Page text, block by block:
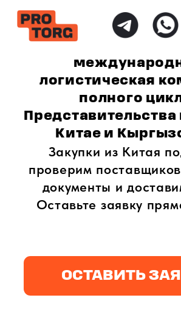
логистическая компания
полного цикла.
Представительства в России,
Китае и Кыргызстане
проверим поставщиков, оформим
документы и доставим товар.
Оставьте заявку прямо сейчас!
ОСТАВИТЬ ЗАЯВКУ
Безопасная доставка
груза без рисков
Доставка товаров
для ООО и ИП